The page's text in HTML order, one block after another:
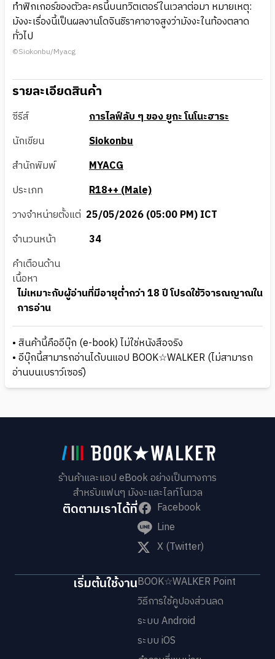
ทำฟิกเกอร์ของตัวละครนี้บนทวิตเตอร์ในเวลาต่อมา หมายเหตุ:
มังงะเรื่องนี้เป็นผลงานโดจินชิราคาอาจสูงว่ามังงะในท้องตลาด
ทั่วไป
©Siokonbu/Myacg
รายละเอียดสินค้า
ซีรีส์
การไลฟ์ลับ ๆ ของ ยูกะ โนโนะฮาระ
นักเขียน
Siokonbu
สำนักพิมพ์
MYACG
ประเภท
R18++ (Male)
วางจำหน่ายตั้งแต่ 25/05/2026 (05:00 PM) ICT
จำนวนหน้า
34
คำเตือนด้าน
เนื้อหา
ไม่เหมาะกับผู้อ่านที่มีอายุต่ำกว่า 18 ปี โปรดใช้วิจารณญาณใน
การอ่าน
• สินค้านี้คืออีบุ๊ก (e-book) ไม่ใช่หนังสือจริง
• อีบุ๊กนี้สามารถอ่านได้บนแอป BOOK☆WALKER (ไม่สามารถ
อ่านบนเบราว์เซอร์)
ร้านค้าและแอป eBook อย่างเป็นทางการ
สำหรับแฟนๆ มังงะและไลท์โนเวล
ติดตามเราได้ที่
Facebook
Line
X (Twitter)
เริ่มต้นใช้งานBOOK☆WALKER Point
วิธีการใช้คูปองส่วนลด
ระบบ Android
ระบบ iOS